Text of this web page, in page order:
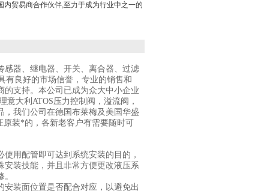
内贸易商合作伙伴,至力于成为行业中之一的
感器、继电器、开关、离合器、过滤
有良好的市场信誉，专业的销售和
支持。本公司已成为众大中小企业
大利ATOS压力控制阀，溢流阀，
我们公司在德国布莱梅及美国华盛
装*的，各新老客户有需要随时可
用配管即可达到系统安装的目的，
安装技能，并且非常方便更改液压系
装面位置是否配合对应，以避免出